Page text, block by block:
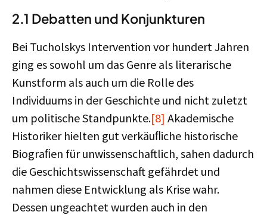
2.1 Debatten und Konjunkturen
Bei Tucholskys Intervention vor hundert Jahren
ging es sowohl um das Genre als literarische
Kunstform als auch um die Rolle des
Individuums in der Geschichte und nicht zuletzt
um politische Standpunkte.[8] Akademische
Historiker hielten gut verkäuﬂiche historische
Biograﬁen für unwissenschaftlich, sahen dadurch
die Geschichtswissenschaft gefährdet und
nahmen diese Entwicklung als Krise wahr.
Dessen ungeachtet wurden auch in den